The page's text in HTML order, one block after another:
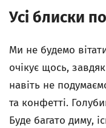
Усі блиски
Ми не будемо
очікує щось,
навіть не
та конфетті.
Буде багато диму,